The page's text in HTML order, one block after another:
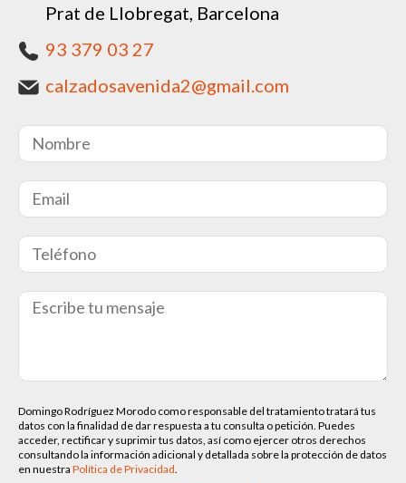
Prat de Llobregat, Barcelona
93 379 03 27
calzadosavenida2@gmail.com
Domingo Rodríguez Morodo como responsable del tratamiento tratará tus
datos con la finalidad de dar respuesta a tu consulta o petición. Puedes
acceder, rectificar y suprimir tus datos, así como ejercer otros derechos
consultando la información adicional y detallada sobre la protección de datos
en nuestra Política de Privacidad.